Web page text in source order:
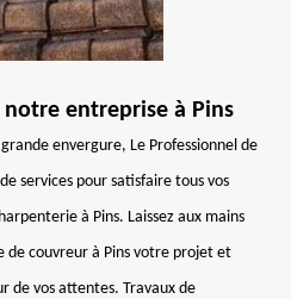
entreprise à Pins
envergure, Le Professionnel de
services pour satisfaire tous vos
à Pins. Laissez aux mains
de couvreur à Pins votre projet et
de vos attentes. Travaux de